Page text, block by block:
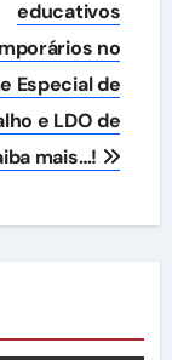
educativos
no
Especial de
e LDO de
mais…!